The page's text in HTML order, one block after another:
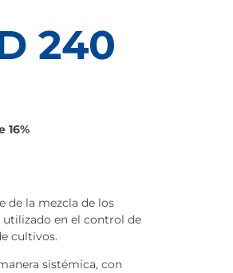
240
16%
de la mezcla de los
utilizado en el control de
cultivos.
sistémica, con